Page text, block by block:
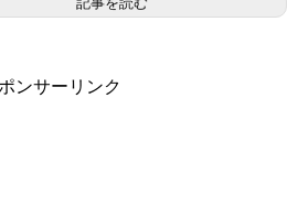
ンサーリンク